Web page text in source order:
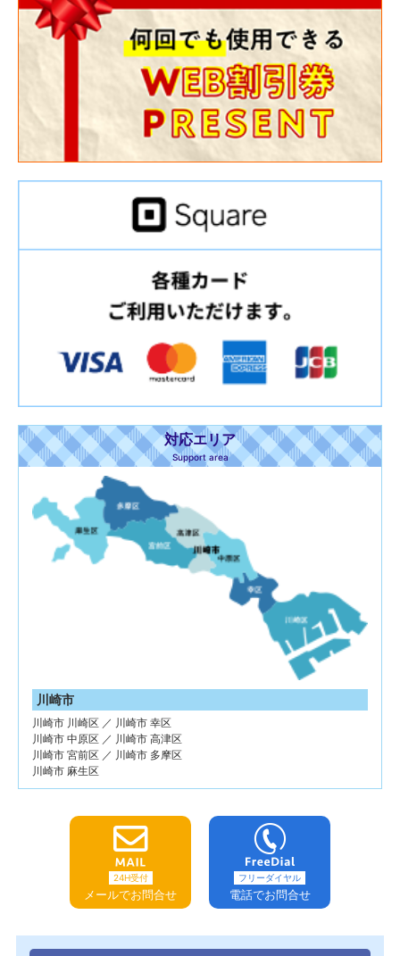
対応エリア
Support area
川崎市
川崎市 川崎区 ／ 川崎市 幸区
川崎市 中原区 ／ 川崎市 高津区
川崎市 宮前区 ／ 川崎市 多摩区
川崎市 麻生区
24H受付
メールでお問合せ
フリーダイヤル
電話でお問合せ